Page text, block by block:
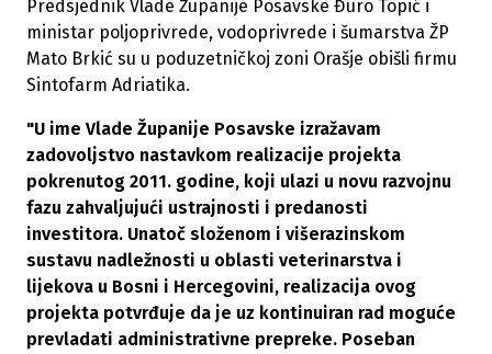
Predsjednik Vlade Županije Posavske Đuro Topić i
ministar poljoprivrede, vodoprivrede i šumarstva ŽP
Mato Brkić su u poduzetničkoj zoni Orašje obišli firmu
Sintofarm Adriatika.
"U ime Vlade Županije Posavske izražavam
zadovoljstvo nastavkom realizacije projekta
pokrenutog 2011. godine, koji ulazi u novu razvojnu
fazu zahvaljujući ustrajnosti i predanosti
investitora. Unatoč složenom i višerazinskom
sustavu nadležnosti u oblasti veterinarstva i
lijekova u Bosni i Hercegovini, realizacija ovog
projekta potvrđuje da je uz kontinuiran rad moguće
prevladati administrativne prepreke. Poseban